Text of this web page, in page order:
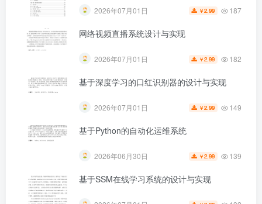
2026年07月01日 ￥2.99 187
网络视频直播系统设计与实现
2026年07月01日 ￥2.99 182
基于深度学习的口红识别器的设计与实现
2026年07月01日 ￥2.99 149
基于Python的自动化运维系统
2026年06月30日 ￥2.99 139
基于SSM在线学习系统的设计与实现